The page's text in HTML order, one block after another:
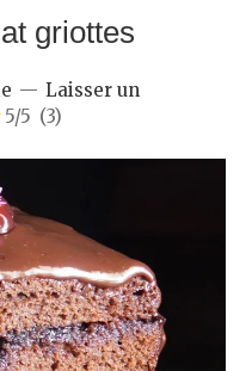
griottes
Laisser un
5/5 (3)